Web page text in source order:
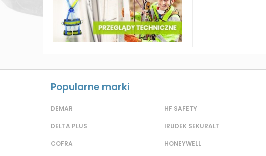
Popularne marki
DEMAR
DELTA PLUS
COFRA
HF SAFETY
IRUDEK SEKURALT
HONEYWELL